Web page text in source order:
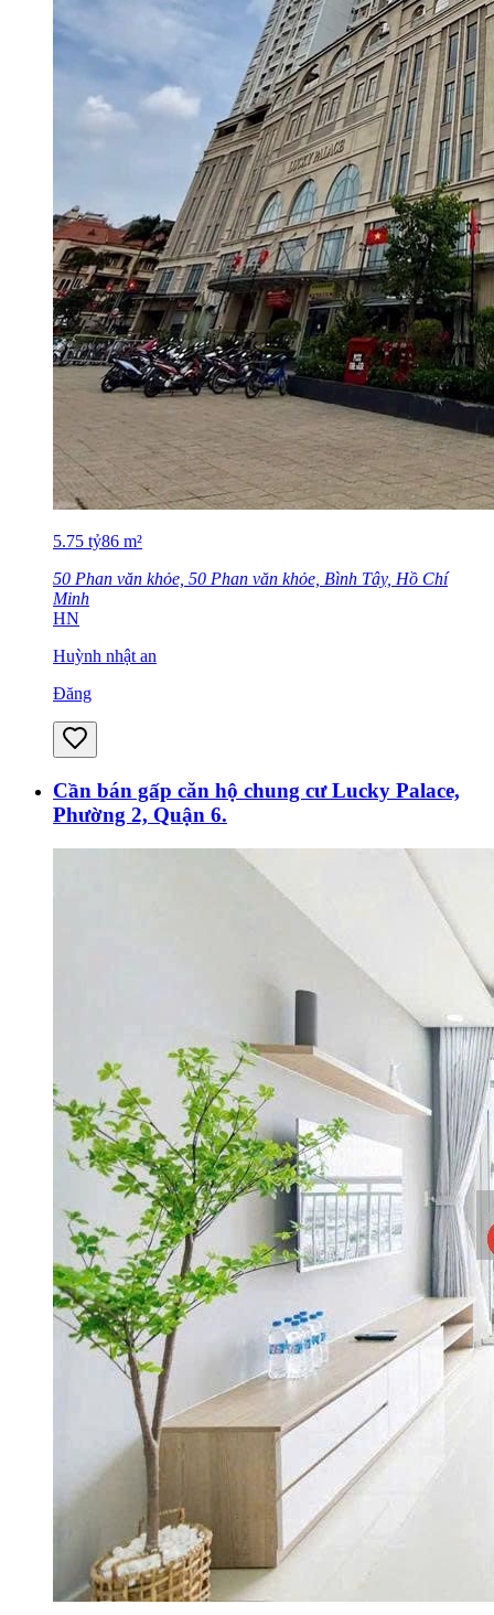
5.75 tỷ86 m²
50 Phan văn khỏe, 50 Phan văn khỏe, Bình Tây, Hồ Chí
Minh
HN
Huỳnh nhật an
Đăng
Cần bán gấp căn hộ chung cư Lucky Palace,
Phường 2, Quận 6.